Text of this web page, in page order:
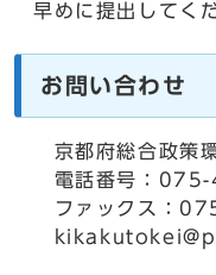
早めに提出してく
お問い合わせ
京都府総合政策
電話番号：
ファックス：